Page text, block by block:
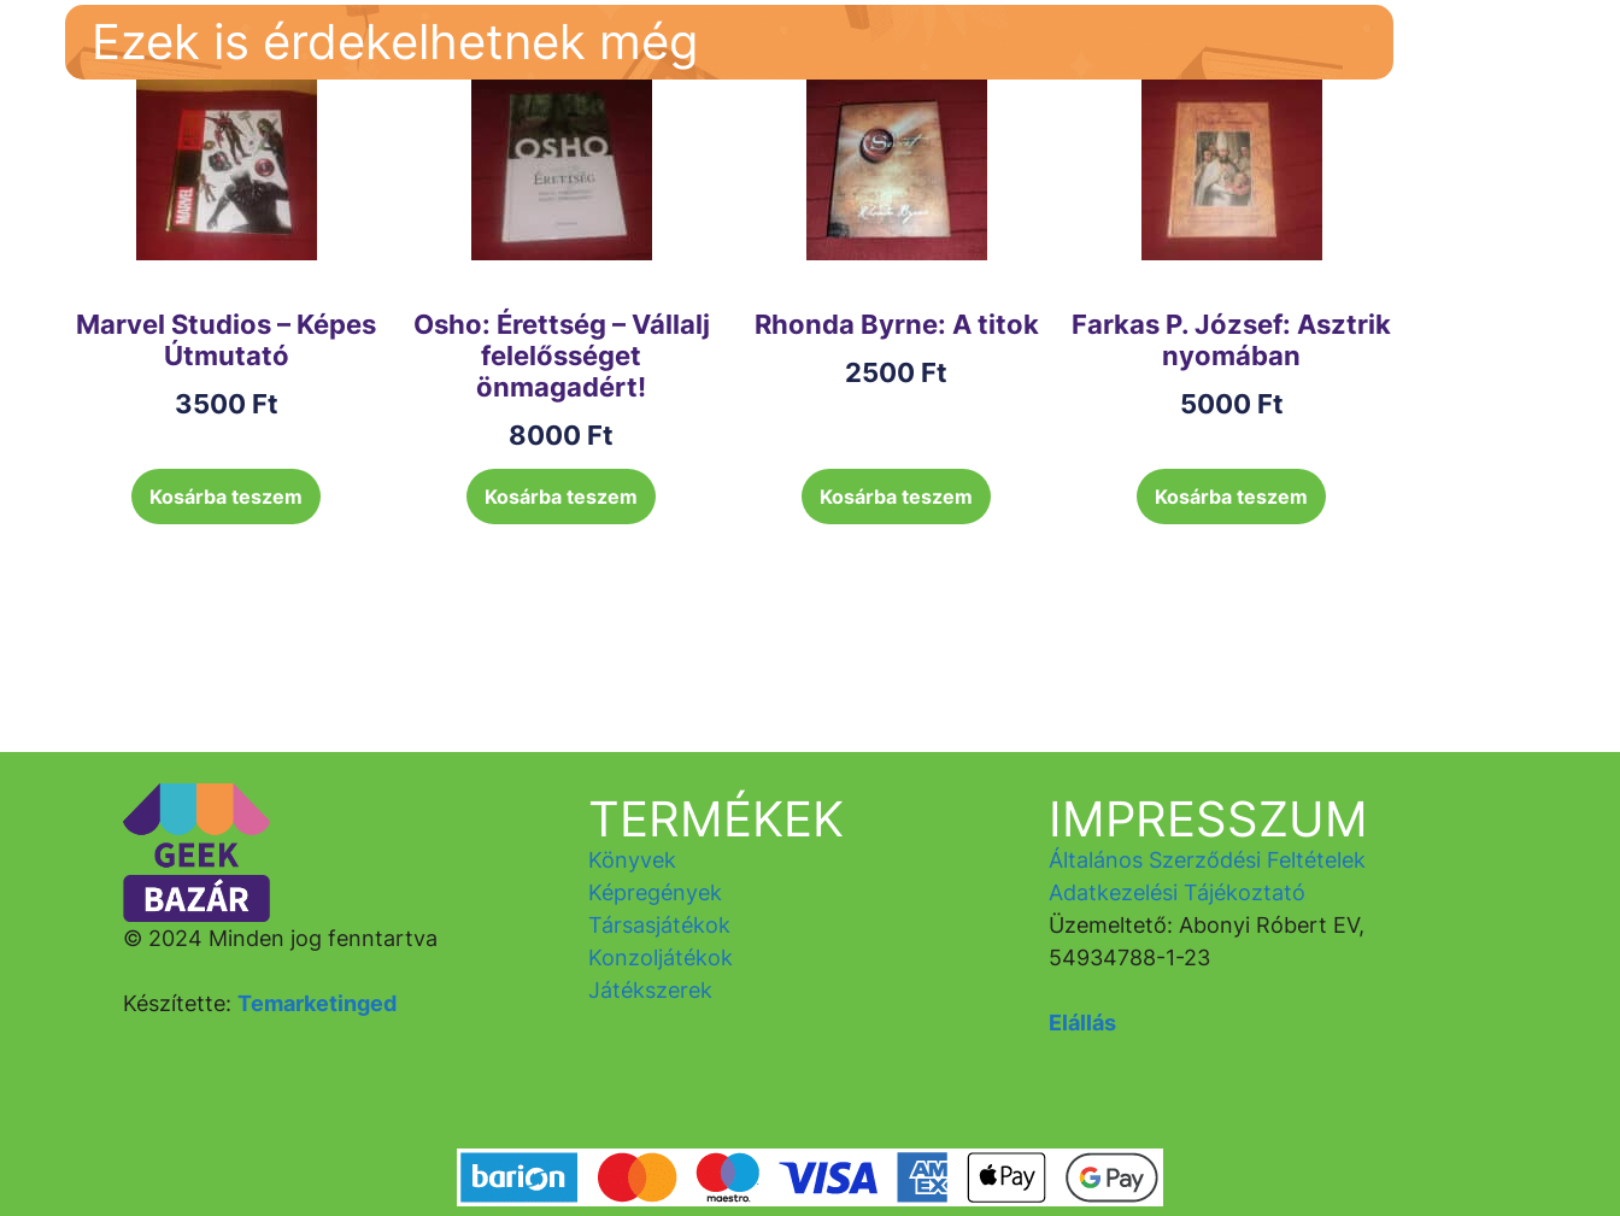
Ezek is érdekelhetnek még
Marvel Studios – Képes
Útmutató
3500 Ft
Kosárba teszem
Osho: Érettség – Vállalj
felelősséget
önmagadért!
8000 Ft
Kosárba teszem
Rhonda Byrne: A titok
2500 Ft
Kosárba teszem
Farkas P. József: Asztrik
nyomában
5000 Ft
Kosárba teszem
© 2024 Minden jog fenntartva
Készítette: Temarketinged
TERMÉKEK
Könyvek
Képregények
Társasjátékok
Konzoljátékok
Játékszerek
IMPRESSZUM
Általános Szerződési Feltételek
Adatkezelési Tájékoztató
Üzemeltető: Abonyi Róbert EV,
54934788-1-23
Elállás